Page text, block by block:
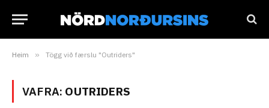
Heim » Tögg við færslu "Outriders"
VAFRA: OUTRIDERS